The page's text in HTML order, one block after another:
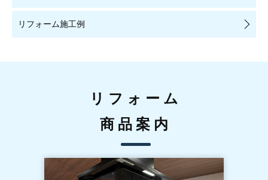
リフォーム施工例
リフォーム
商品案内